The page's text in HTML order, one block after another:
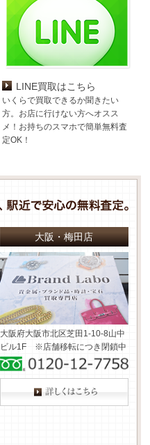
LINE買取はこちら
いくらで買取できるか聞きたい
方。お店に行けない方へオスス
メ！お持ちのスマホで簡単無料査
定OK！
大阪・梅田店
大阪府大阪市北区芝田1-10-8山中
ビル1F ※店舗移転につき閉鎖中